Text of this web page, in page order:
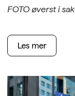
FOTO øverst i
Les mer